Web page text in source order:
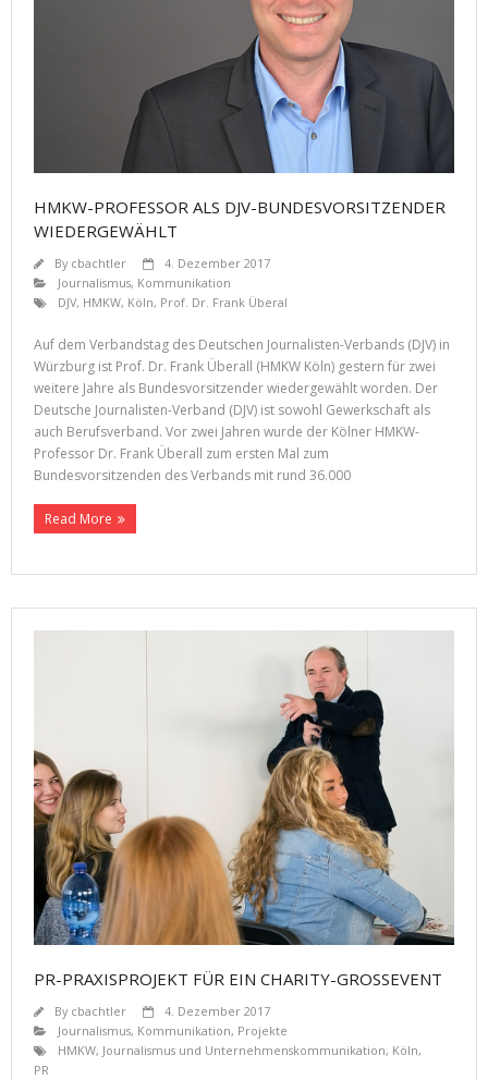
HMKW-PROFESSOR ALS DJV-BUNDESVORSITZENDER
WIEDERGEWÄHLT
By cbachtler
4. Dezember 2017
Journalismus, Kommunikation
DJV, HMKW, Köln, Prof. Dr. Frank Überal
Auf dem Verbandstag des Deutschen Journalisten-Verbands (DJV) in
Würzburg ist Prof. Dr. Frank Überall (HMKW Köln) gestern für zwei
weitere Jahre als Bundesvorsitzender wiedergewählt worden. Der
Deutsche Journalisten-Verband (DJV) ist sowohl Gewerkschaft als
auch Berufsverband. Vor zwei Jahren wurde der Kölner HMKW-
Professor Dr. Frank Überall zum ersten Mal zum
Bundesvorsitzenden des Verbands mit rund 36.000
Read More
PR-PRAXISPROJEKT FÜR EIN CHARITY-GROSSEVENT
By cbachtler
4. Dezember 2017
Journalismus, Kommunikation, Projekte
HMKW, Journalismus und Unternehmenskommunikation, Köln,
PR